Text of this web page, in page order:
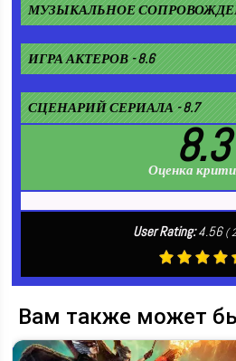
МУЗЫКАЛЬНОЕ
ИГРА АКТЕРОВ - 8.6
СЦЕНАРИЙ СЕРИАЛА - 8.7
8.3
Оценка
User Rating:4.56 (
Вам также может